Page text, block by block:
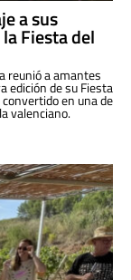
a sus
Fiesta del
reunió a amantes
edición de su Fiesta
convertido en una de
valenciano.